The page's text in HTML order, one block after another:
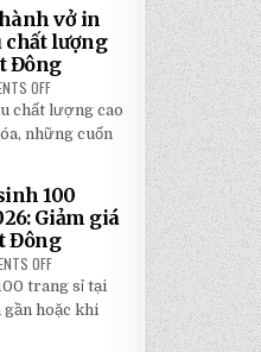
KIỆM
ĐẾN
30%
KHI
LẮP
NGOÀI
TRỜI
SÂN
TRƯỜNG
SIÊU
BỀN
ĐẦU
NHẤT
vở in
chất lượng
Đông
OFF
CHỈ
24H
ĐỂ
HOÀN
IN
HÌNH
THEO
YÊU
CẦU
CHẤT
CAO,
GIÁ
RẺ
chất lượng cao
những cuốn
100
Giảm giá
Đông
OFF
BẢNG
GIÁ
TẬP
HỌC
trang sỉ tại
hoặc khi